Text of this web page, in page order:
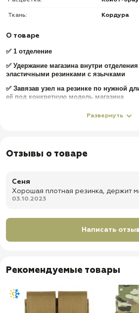
Ткань: Кордура
О товаре
✅ 1 отделение
✅ Удержание магазина внутри
эластичными резинками с язычками
✅ Завязав узел на резинке по нужной
её под конкретную модель магазина
✅ Конструкция достаточно жесткая
✅ Подходит для переноски магазинов
G3/G36 – серий; АК/АКМ – Серий; М4/16 –
✅ Доставка по всей России
Развернуть
Отзывы о товаре
Сеня
Хорошая плотная резинка, держит
03.10.2023
Написать
Рекомендуемые товары